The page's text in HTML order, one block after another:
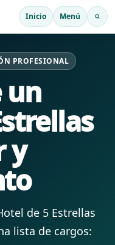
Inicio Menú
PROFESIONAL
un
y
de 5 Estrellas
lista de cargos: